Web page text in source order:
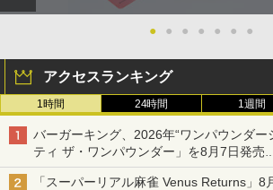
● ● ● ● ● ● ●
アクセスランキング
1時間 24時間 1週間
バーガーキング、2026年“ワンパウンダー
ティ ザ・ワンパウンダー」を8月7日発売
「特製ガーリックマヨソース」を使用し
「スーパーリアル麻雀 Venus Returns」8